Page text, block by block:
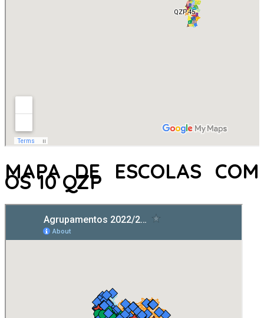
MAPA DE ESCOLAS COM
OS 10 QZP